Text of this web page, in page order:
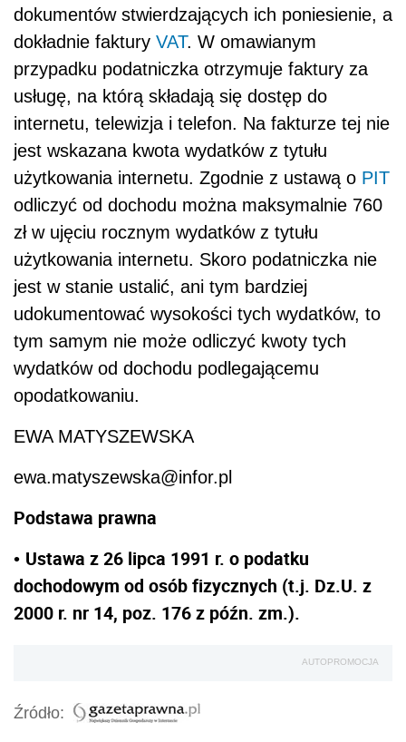
dokumentów stwierdzających ich poniesienie, a
dokładnie faktury VAT. W omawianym
przypadku podatniczka otrzymuje faktury za
usługę, na którą składają się dostęp do
internetu, telewizja i telefon. Na fakturze tej nie
jest wskazana kwota wydatków z tytułu
użytkowania internetu. Zgodnie z ustawą o PIT
odliczyć od dochodu można maksymalnie 760
zł w ujęciu rocznym wydatków z tytułu
użytkowania internetu. Skoro podatniczka nie
jest w stanie ustalić, ani tym bardziej
udokumentować wysokości tych wydatków, to
tym samym nie może odliczyć kwoty tych
wydatków od dochodu podlegającemu
opodatkowaniu.
EWA MATYSZEWSKA
ewa.matyszewska@infor.pl
Podstawa prawna
• Ustawa z 26 lipca 1991 r. o podatku
dochodowym od osób fizycznych (t.j. Dz.U. z
2000 r. nr 14, poz. 176 z późn. zm.).
AUTOPROMOCJA
Źródło: